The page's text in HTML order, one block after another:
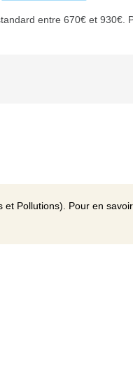
entre 670€ et 930€.
Pollutions). Pour en